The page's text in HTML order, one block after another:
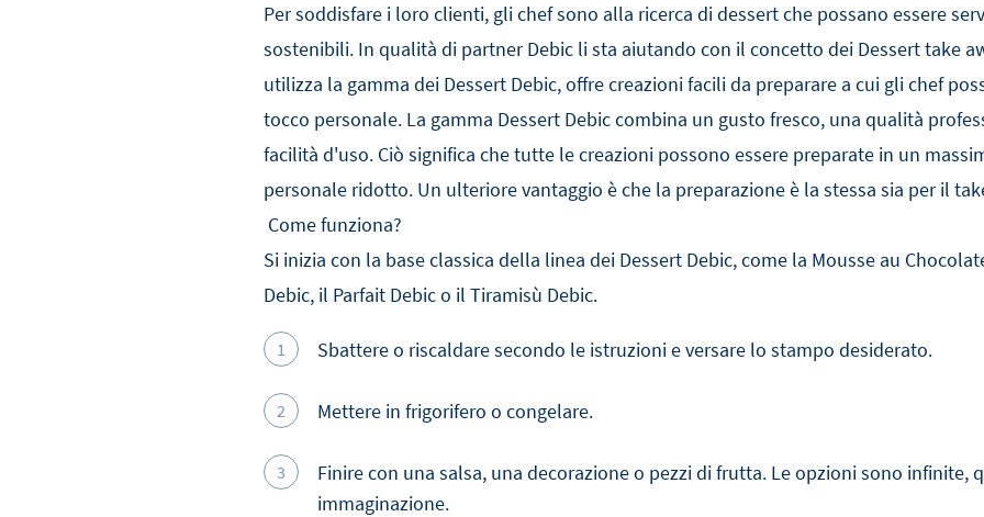
Per soddisfare i loro clienti, gli chef sono alla ricerca di dessert che possano essere
sostenibili. In qualità di partner Debic li sta aiutando con il concetto dei Dessert take
utilizza la gamma dei Dessert Debic, offre creazioni facili da preparare a cui gli chef
tocco personale. La gamma Dessert Debic combina un gusto fresco, una qualità
facilità d'uso. Ciò significa che tutte le creazioni possono essere preparate in un
personale ridotto. Un ulteriore vantaggio è che la preparazione è la stessa sia per il
Come funziona?
Si inizia con la base classica della linea dei Dessert Debic, come la Mousse au
Debic, il Parfait Debic o il Tiramisù Debic.
Sbattere o riscaldare secondo le istruzioni e versare lo stampo desiderato.
Mettere in frigorifero o congelare.
Finire con una salsa, una decorazione o pezzi di frutta. Le opzioni sono infinite,
immaginazione.